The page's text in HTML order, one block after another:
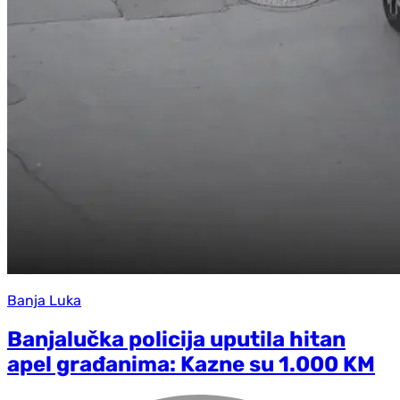
Banja Luka
Banjalučka policija uputila hitan
apel građanima: Kazne su 1.000 KM